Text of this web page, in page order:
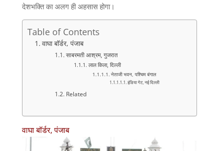
देशभक्ति का अलग ही अहसास होगा।
Table of Contents
वाघा बॉर्डर, पंजाब
साबरमती आश्रम, गुजरात
लाल किला, दिल्ली
नेताजी भवन, पश्चिम बंगाल
इंडिया गेट, नई दिल्ली
Related
वाघा बॉर्डर, पंजाब